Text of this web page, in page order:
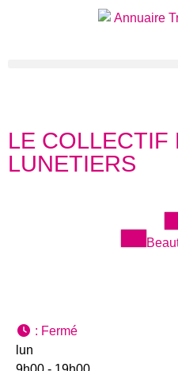
LE COLLECTIF
LUNETIERS
: Fermé
lun